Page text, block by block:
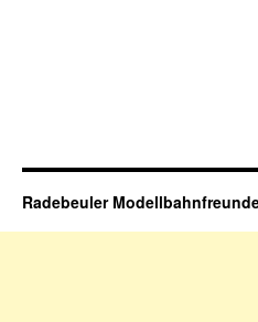
Radebeuler